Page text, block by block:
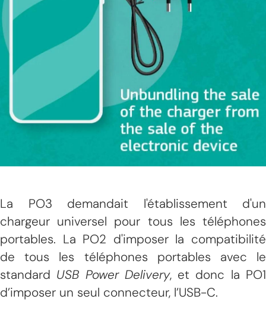
La PO3 demandait l'établissement d'un
chargeur universel pour tous les téléphones
portables. La PO2 d'imposer la compatibilité
de tous les téléphones portables avec le
standard USB Power Delivery, et donc la PO1
d’imposer un seul connecteur, l’USB-C.